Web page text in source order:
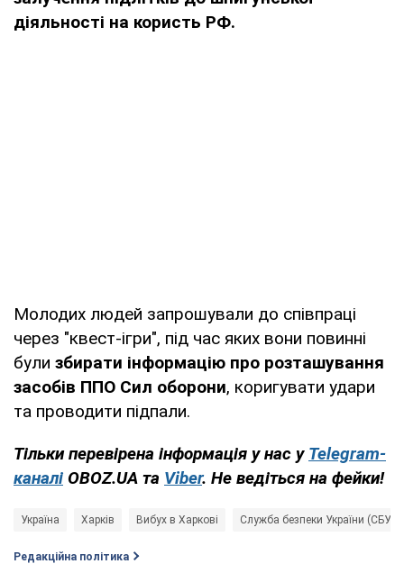
діяльності на користь РФ.
Молодих людей запрошували до співпраці
через "квест-ігри", під час яких вони повинні
були збирати інформацію про розташування
засобів ППО Сил оборони, коригувати удари
та проводити підпали.
Тільки перевірена інформація у нас у Telegram-
каналі OBOZ.UA та Viber. Не ведіться на фейки!
Україна Харків Вибух в Харкові Служба безпеки України (СБУ)
Редакційна політика